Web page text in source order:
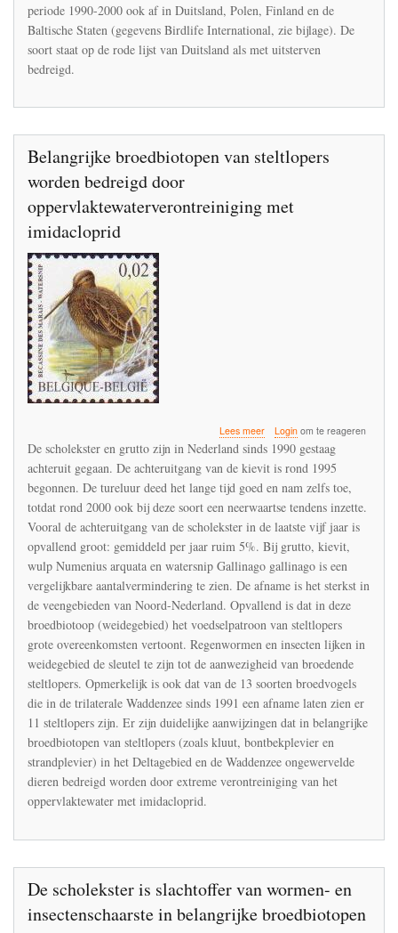
periode 1990-2000 ook af in Duitsland, Polen, Finland en de
Baltische Staten (gegevens Birdlife International, zie bijlage). De
soort staat op de rode lijst van Duitsland als met uitsterven
bedreigd.
Belangrijke broedbiotopen van steltlopers
worden bedreigd door
oppervlaktewaterverontreiniging met
imidacloprid
Lees meerover
Belangrijke
broedbiotopen
van
steltlopers
worden
bedreigd
door
met
imidacloprid
Loginom te reageren
De scholekster en grutto zijn in Nederland sinds 1990 gestaag
achteruit gegaan. De achteruitgang van de kievit is rond 1995
begonnen. De tureluur deed het lange tijd goed en nam zelfs toe,
totdat rond 2000 ook bij deze soort een neerwaartse tendens inzette.
Vooral de achteruitgang van de scholekster in de laatste vijf jaar is
opvallend groot: gemiddeld per jaar ruim 5%. Bij grutto, kievit,
wulp Numenius arquata en watersnip Gallinago gallinago is een
vergelijkbare aantalvermindering te zien. De afname is het sterkst in
de veengebieden van Noord-Nederland. Opvallend is dat in deze
broedbiotoop (weidegebied) het voedselpatroon van steltlopers
grote overeenkomsten vertoont. Regenwormen en insecten lijken in
weidegebied de sleutel te zijn tot de aanwezigheid van broedende
steltlopers. Opmerkelijk is ook dat van de 13 soorten broedvogels
die in de trilaterale Waddenzee sinds 1991 een afname laten zien er
11 steltlopers zijn. Er zijn duidelijke aanwijzingen dat in belangrijke
broedbiotopen van steltlopers (zoals kluut, bontbekplevier en
strandplevier) in het Deltagebied en de Waddenzee ongewervelde
dieren bedreigd worden door extreme verontreiniging van het
oppervlaktewater met imidacloprid.
De scholekster is slachtoffer van wormen- en
insectenschaarste in belangrijke broedbiotopen